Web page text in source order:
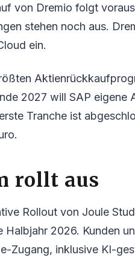
von Dremio folgt
stehen noch aus.
ein.
2027 will SAP eigene
Tranche ist
rollt aus
Rollout von Joule
2026. Kunden
Zugang, inklusive KI-